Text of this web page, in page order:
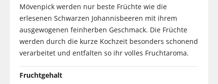
Mövenpick werden nur beste Früchte wie die
erlesenen Schwarzen Johannisbeeren mit ihrem
ausgewogenen feinherben Geschmack. Die Früchte
werden durch die kurze Kochzeit besonders schonend
verarbeitet und entfalten so ihr volles Fruchtaroma.
Fruchtgehalt